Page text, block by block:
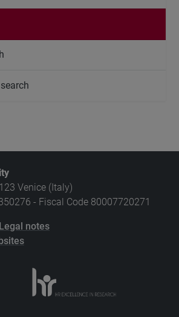
Venice (Italy)
- Fiscal Code 80007720271
Legal notes